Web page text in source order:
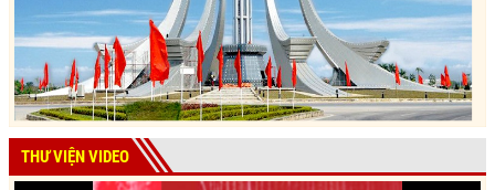
THƯ VIỆN VIDEO